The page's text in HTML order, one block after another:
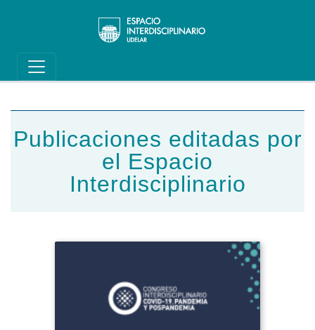
Main navigation
Publicaciones editadas por
el Espacio
Interdisciplinario